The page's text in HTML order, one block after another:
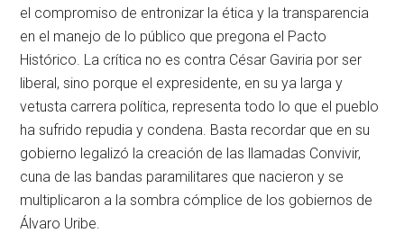
el compromiso de entronizar la ética y la transparencia
en el manejo de lo público que pregona el Pacto
Histórico. La crítica no es contra César Gaviria por ser
liberal, sino porque el expresidente, en su ya larga y
vetusta carrera política, representa todo lo que el pueblo
ha sufrido repudia y condena. Basta recordar que en su
gobierno legalizó la creación de las llamadas Convivir,
cuna de las bandas paramilitares que nacieron y se
multiplicaron a la sombra cómplice de los gobiernos de
Álvaro Uribe.